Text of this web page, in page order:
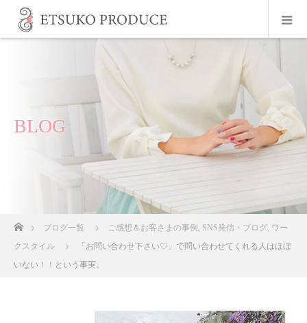
BLOG
ホームブログ一覧 ご感想＆お客さまの事例 , SNS発信・ブログ, ワー
クスタイル
「お問い合わせ下さい♡」で問い合わせてくれる人はほぼ
いない！！という事実。